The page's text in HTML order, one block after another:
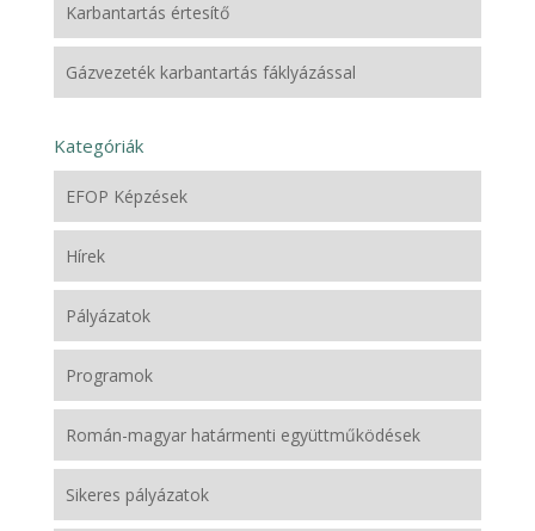
Karbantartás értesítő
Gázvezeték karbantartás fáklyázással
Kategóriák
EFOP Képzések
Hírek
Pályázatok
Programok
Román-magyar határmenti együttműködések
Sikeres pályázatok